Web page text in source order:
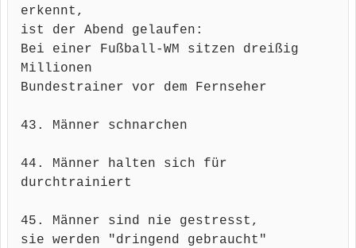
erkennt,
ist der Abend gelaufen:
Bei einer Fußball-WM sitzen dreißig
Millionen
Bundestrainer vor dem Fernseher
43. Männer schnarchen
44. Männer halten sich für
durchtrainiert
45. Männer sind nie gestresst,
sie werden "dringend gebraucht"